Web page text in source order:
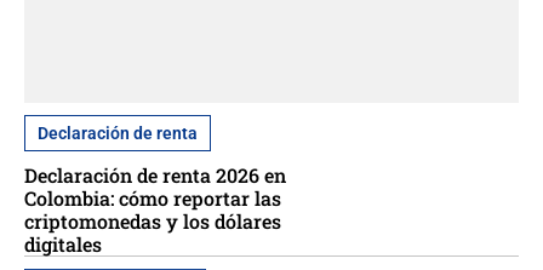
Declaración de renta
Declaración de renta 2026 en
Colombia: cómo reportar las
criptomonedas y los dólares
digitales